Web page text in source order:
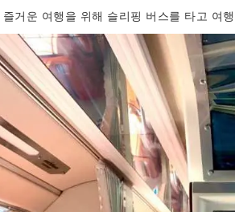
거운 여행을 위해 슬리핑 버스를 타고 여행